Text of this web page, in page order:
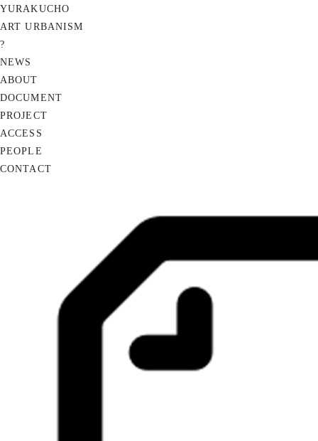
YURAKUCHO
ART URBANISM
?
NEWS
ABOUT
DOCUMENT
PROJECT
ACCESS
PEOPLE
CONTACT